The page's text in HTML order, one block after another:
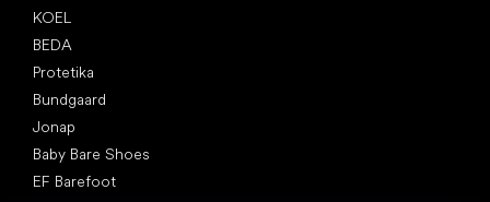
KOEL
BEDA
Protetika
Bundgaard
Jonap
Baby Bare Shoes
EF Barefoot